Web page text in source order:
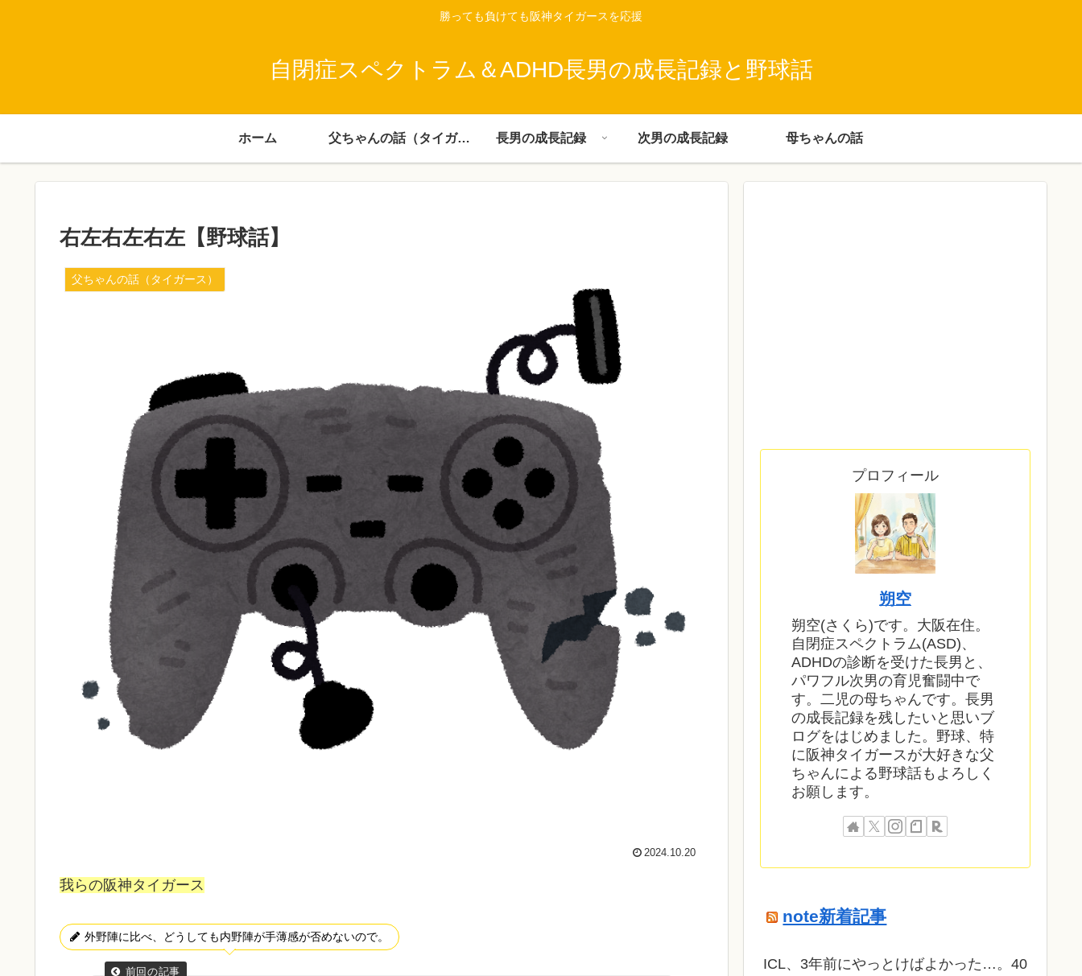
勝っても負けても阪神タイガースを応援
自閉症スペクトラム＆ADHD長男の成長記録と野球話
ホーム 父ちゃんの話（タイガース） 長男の成長記録 次男の成長記録 母ちゃんの話
右左右左右左【野球話】
父ちゃんの話（タイガース）
2024.10.20
我らの阪神タイガース
外野陣に比べ、どうしても内野陣が手薄感が否めないので。
プロフィール
朔空
朔空(さくら)です。大阪在住。
自閉症スペクトラム(ASD)、
ADHDの診断を受けた長男と、
パワフル次男の育児奮闘中で
す。二児の母ちゃんです。長男
の成長記録を残したいと思いブ
ログをはじめました。野球、特
に阪神タイガースが大好きな父
ちゃんによる野球話もよろしく
お願します。
note新着記事
ICL、3年前にやっとけばよかった…。40